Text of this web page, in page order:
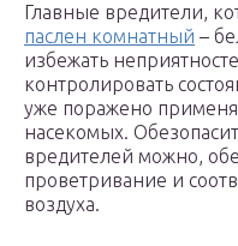
Главные вредители,
паслен комнатный –
избежать
контролировать
уже поражено
насекомых.
вредителей можно,
проветривание и
воздуха.